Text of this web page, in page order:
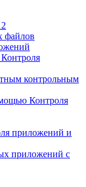
файлов
контрольным
Контроля
приложений и
приложений с